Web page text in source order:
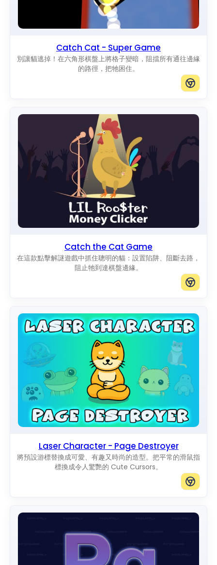
Catch Cat - Super Game
別讓貓逃掉！在六角形棋盤上將格子變暗，阻擋所有通往邊緣
的路徑，把牠困住。
Catch the Cat Game
在這款點擊解謎遊戲中抓住聰明的貓：設置陷阱、阻斷去路，
阻止牠到達棋盤邊緣。
Laser Character - Page Destroyer
將預設游標替換成可愛、有趣又時尚的造型。把平常的滑鼠指
標換成令人驚艷的 Cute Cursors。